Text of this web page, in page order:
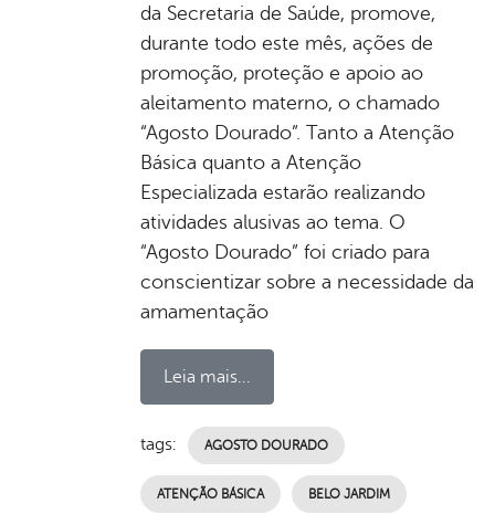
da Secretaria de Saúde, promove,
durante todo este mês, ações de
promoção, proteção e apoio ao
aleitamento materno, o chamado
“Agosto Dourado”. Tanto a Atenção
Básica quanto a Atenção
Especializada estarão realizando
atividades alusivas ao tema. O
“Agosto Dourado” foi criado para
conscientizar sobre a necessidade da
amamentação
Leia mais...
tags: AGOSTO DOURADO
ATENÇÃO BÁSICA BELO JARDIM